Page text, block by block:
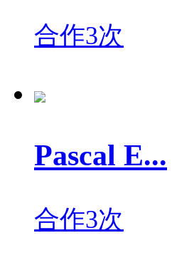
合作3次
Pascal E...
合作3次